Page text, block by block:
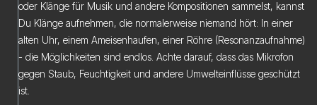
oder Klänge für Musik und andere Kompositionen sammelst, kannst
Du Klänge aufnehmen, die normalerweise niemand hört: In einer
alten Uhr, einem Ameisenhaufen, einer Röhre (Resonanzaufnahme)
- die Möglichkeiten sind endlos. Achte darauf, dass das Mikrofon
gegen Staub, Feuchtigkeit und andere Umwelteinflüsse geschützt
ist.